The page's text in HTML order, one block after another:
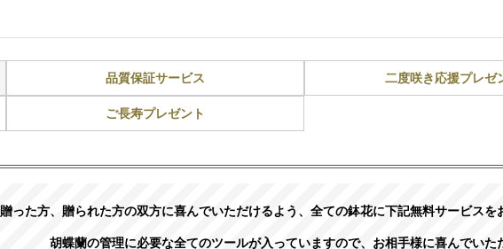
品質保証サービス 二度咲き応援プレゼ
ご長寿プレゼント
贈った方、贈られた方の双方に喜んでいただけるよう、全ての鉢花に下記無料サービスを
胡蝶蘭の管理に必要な全てのツールが入っていますので、お相手様に喜んでいた